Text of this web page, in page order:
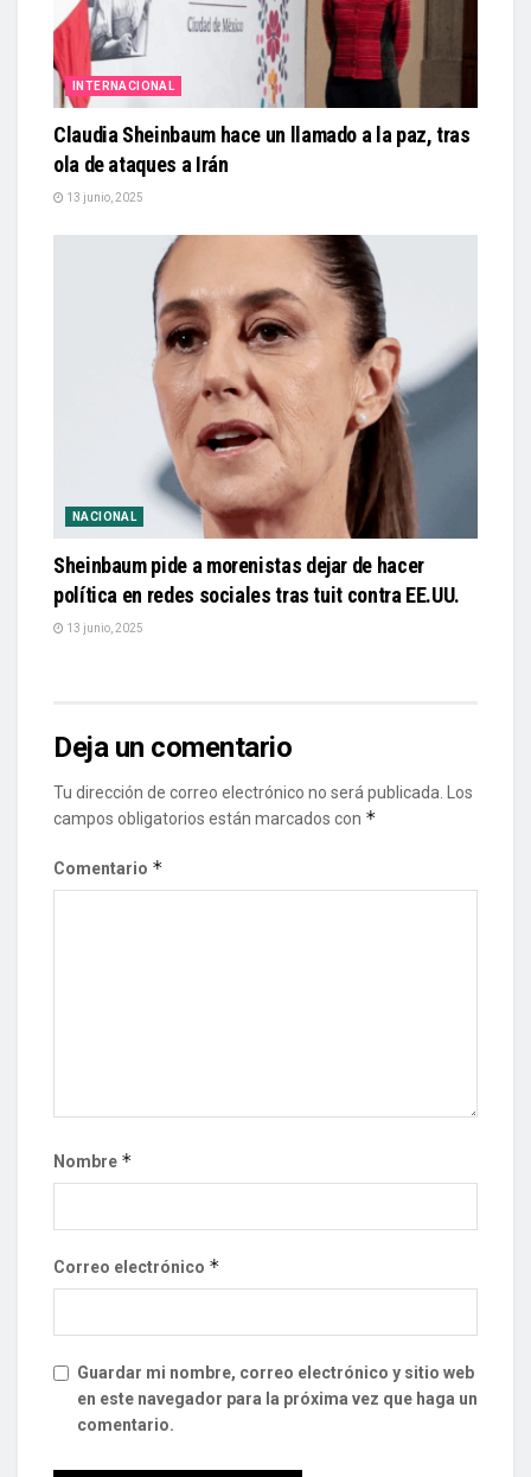
INTERNACIONAL
Claudia Sheinbaum hace un llamado a la paz, tras
ola de ataques a Irán
13 junio, 2025
NACIONAL
Sheinbaum pide a morenistas dejar de hacer
política en redes sociales tras tuit contra EE.UU.
13 junio, 2025
Deja un comentario
Tu dirección de correo electrónico no será publicada.
Los
campos obligatorios están marcados con *
Comentario *
Nombre *
Correo electrónico *
Guardar mi nombre, correo electrónico y sitio web
en este navegador para la próxima vez que haga un
comentario.